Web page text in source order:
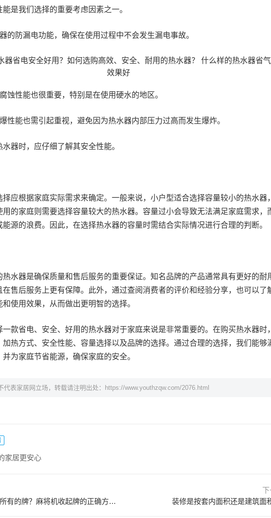
是我们选择的重要考虑因素之一。
的防漏电功能，确保在使用过程中不会发生漏电事故。
蚀性能也很重要，特别是在使用硬水的地区。
性能也需引起重视，避免因为热水器内部压力过高而发生爆炸。
水器时，应仔细了解其安全性能。
择应根据家庭实际需求来确定。一般来说，小户型适合选择容量较小的热水器
用的家庭则需要选择容量较大的热水器。容量过小会导致无法满足家庭需求，
能源的浪费。因此，在选择热水器的容量时需结合实际情况进行合理的判断。
热水器是确保质量和售后服务的重要保证。知名品牌的产品通常具有更好的耐
在售后服务上更有保障。此外，通过查阅消费者的评价和经验分享，也可以了
使用效果，从而做出更明智的选择。
一款省电、安全、好用的热水器对于家庭来说是非常重要的。在购买热水器时
加热方式、安全性能、容量选择以及品牌的选择。通过合理的选择，我们能够
并为家庭节省能源，确保家庭的安全。
代表家居网立场，转载请注明出处： https://www.youthzqw.com/2076.html
家居更安心
麻将机怎么收起所有的牌？麻将机收起牌的正确方法及注意事项 麻将机怎么收起所有的牌
装修是按套内面积还是建筑面